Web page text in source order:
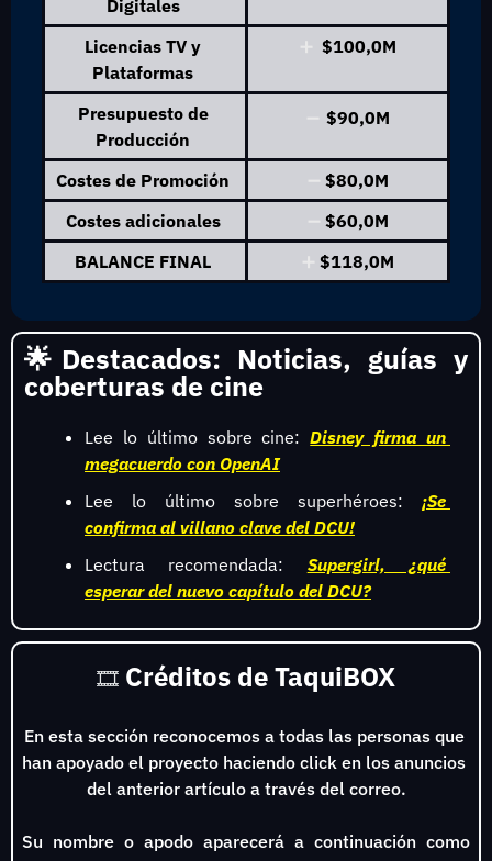
Digitales
Licencias TV y
Plataformas
➕
  $100,0M
Presupuesto de
Producción
➖ $90,0M
Costes de Promoción ➖ $80,0M
Costes adicionales
➖ $60,0M
BALANCE FINAL
➕ $118,0M
🌟 Destacados: Noticias, guías y
coberturas de cine
Lee lo último sobre cine: Disney firma un
megacuerdo con OpenAI
Lee lo último sobre superhéroes: ¡Se
confirma al villano clave del DCU!
Lectura recomendada: Supergirl, ¿qué
esperar del nuevo capítulo del DCU?
🎞️ Créditos de TaquiBOX
En esta sección reconocemos a todas las personas que
han apoyado el proyecto haciendo click en los anuncios
del anterior artículo a través del correo.
Su nombre o apodo aparecerá a continuación como